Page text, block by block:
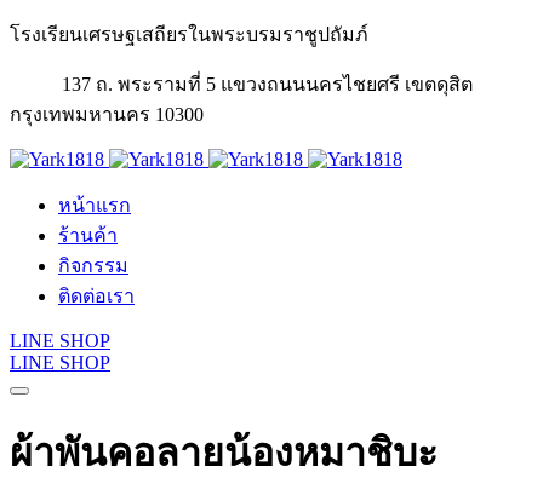
โรงเรียนเศรษฐเสถียรในพระบรมราชูปถัมภ์
137 ถ. พระรามที่ 5 แขวงถนนนครไชยศรี เขตดุสิต
กรุงเทพมหานคร 10300
หน้าแรก
ร้านค้า
กิจกรรม
ติดต่อเรา
LINE SHOP
LINE SHOP
ผ้าพันคอลายน้องหมาชิบะ